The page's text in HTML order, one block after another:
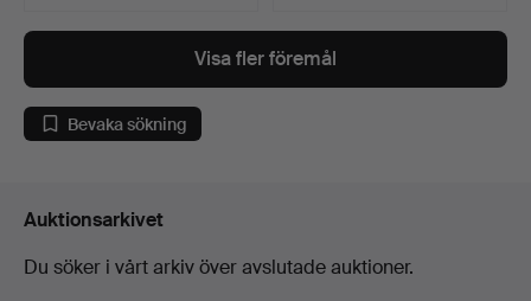
Visa fler föremål
Bevaka sökning
Auktionsarkivet
Du söker i vårt arkiv över avslutade auktioner.